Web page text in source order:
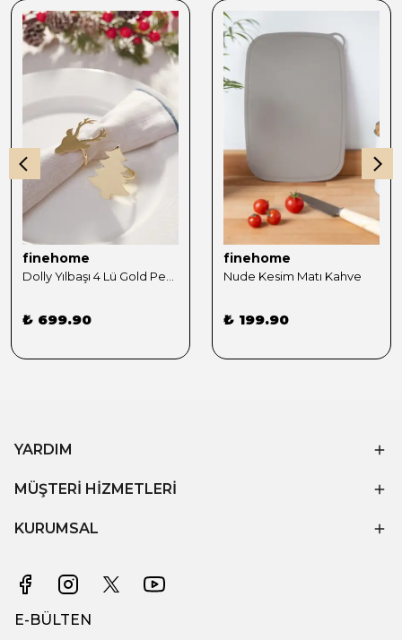
finehome
₺ 699.90
finehome
Nude Kesim Matı Kahve
₺ 199.90
YARDIM
MÜŞTERİ HİZMETLERİ
KURUMSAL
E-BÜLTEN